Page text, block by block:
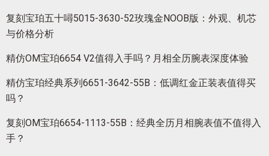
复刻宝珀五十噚5015-3630-52玫瑰金NOOB版：外观、机芯
与价格分析
精仿OM宝珀6654 V2值得入手吗？月相全历腕表深度体验
精仿宝珀经典系列6651-3642-55B：低调红金正装表值得买
吗？
复刻OM宝珀6654-1113-55B：经典全历月相腕表值不值得入
手？